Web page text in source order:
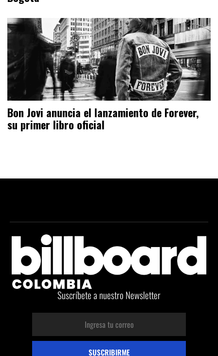
Bon Jovi anuncia el lanzamiento de Forever,
su primer libro oficial
Suscríbete a nuestro Newsletter